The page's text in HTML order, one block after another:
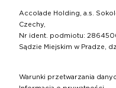
Accolade Holding, a.s.
Czechy,
Nr ident. podmiotu:
Sądzie Miejskim w Pradze,
Warunki przetwarzania